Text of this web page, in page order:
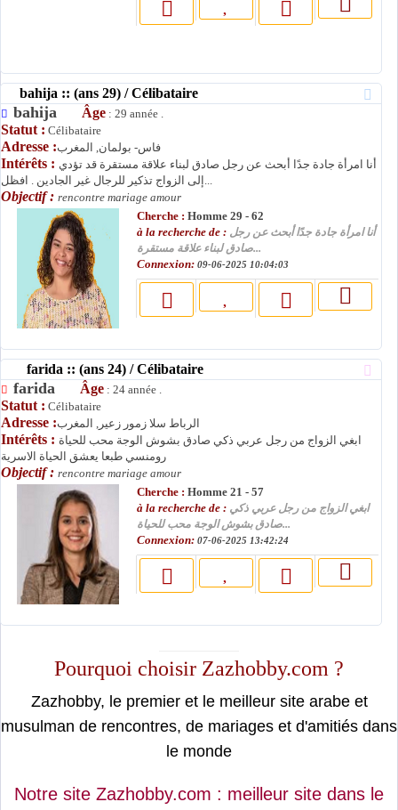
bahija :: (ans 29) / Célibataire
bahija Âge : 29 année .
Statut : Célibataire
Adresse :فاس- بولمان, المغرب
Intérêts : أنا امرأة جادة جدًا أبحث عن رجل صادق لبناء علاقة مستقرة قد تؤدي
إلى الزواج تذكير للرجال غير الجادين . افظل...
Objectif : rencontre mariage amour
Cherche : Homme 29 - 62
à la recherche de : أنا امرأة جادة جدًا أبحث عن رجل
صادق لبناء علاقة مستقرة...
Connexion: 09-06-2025 10:04:03
farida :: (ans 24) / Célibataire
farida Âge : 24 année .
Statut : Célibataire
Adresse :الرباط سلا زمور زعير, المغرب
Intérêts : ابغي الزواج من رجل عربي ذكي صادق بشوش الوجة محب للحياة
رومنسي طبعا يعشق الحياة الاسرية
Objectif : rencontre mariage amour
Cherche : Homme 21 - 57
à la recherche de : ابغي الزواج من رجل عربي ذكي
صادق بشوش الوجة محب للحياة...
Connexion: 07-06-2025 13:42:24
Pourquoi choisir Zazhobby.com ?
Zazhobby, le premier et le meilleur site arabe et
musulman de rencontres, de mariages et d'amitiés dans
le monde
Notre site Zazhobby.com : meilleur site dans le